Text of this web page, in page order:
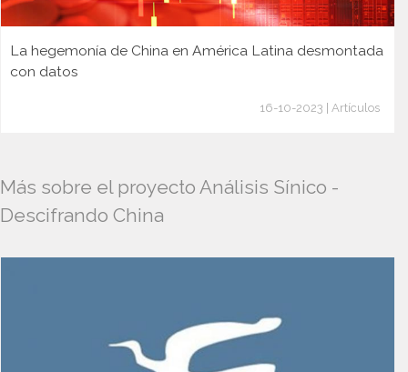
La hegemonía de China en América Latina desmontada
con datos
16-10-2023 | Artículos
Más sobre el proyecto Análisis Sínico -
Descifrando China